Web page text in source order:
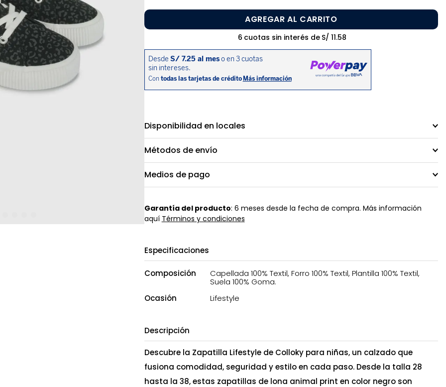
AGREGAR AL CARRITO
6 cuotas sin interés de S/ 11.58
Disponibilidad en locales
Métodos de envío
Medios de pago
Garantía del producto: 6 meses desde la fecha de compra. Más información
aquí Términos y condiciones
Especificaciones
Composición
Capellada 100% Textil, Forro 100% Textil, Plantilla 100% Textil,
Suela 100% Goma.
Ocasión
Lifestyle
Descripción
Descubre la Zapatilla Lifestyle de Colloky para niñas, un calzado que
fusiona comodidad, seguridad y estilo en cada paso. Desde la talla 28
hasta la 38, estas zapatillas de lona animal print en color negro son